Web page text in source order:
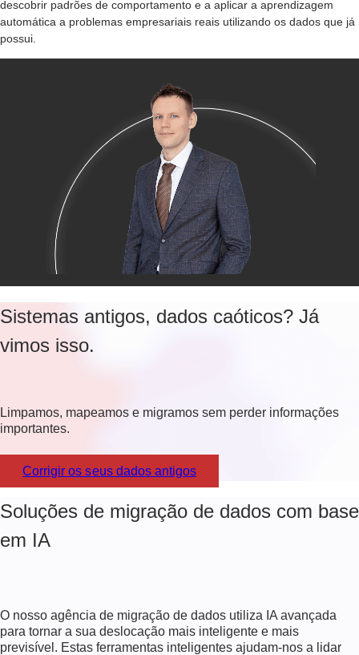
descobrir padrões de comportamento e a aplicar a aprendizagem
automática a problemas empresariais reais utilizando os dados que já
possui.
Sistemas antigos, dados caóticos? Já
vimos isso.
Limpamos, mapeamos e migramos sem perder informações
importantes.
Corrigir os seus dados antigos
Soluções de migração de dados com base
em IA
O nosso agência de migração de dados utiliza IA avançada
para tornar a sua deslocação mais inteligente e mais
previsível. Estas ferramentas inteligentes ajudam-nos a lidar